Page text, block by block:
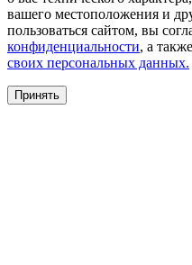
вашего местоположения и
пользоваться сайтом, вы
конфиденциальности, а
своих персональных данных.
Принять